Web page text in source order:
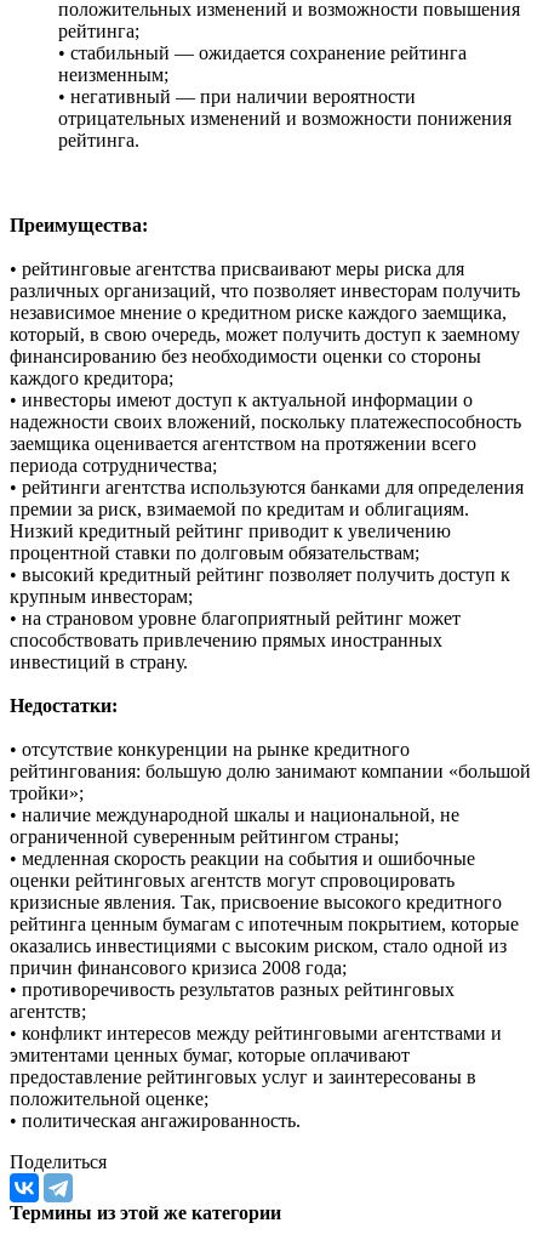
положительных изменений и возможности повышения
рейтинга;
• стабильный — ожидается сохранение рейтинга
неизменным;
• негативный — при наличии вероятности
отрицательных изменений и возможности понижения
рейтинга.
Преимущества:
• рейтинговые агентства присваивают меры риска для
различных организаций, что позволяет инвесторам получить
независимое мнение о кредитном риске каждого заемщика,
который, в свою очередь, может получить доступ к заемному
финансированию без необходимости оценки со стороны
каждого кредитора;
• инвесторы имеют доступ к актуальной информации о
надежности своих вложений, поскольку платежеспособность
заемщика оценивается агентством на протяжении всего
периода сотрудничества;
• рейтинги агентства используются банками для определения
премии за риск, взимаемой по кредитам и облигациям.
Низкий кредитный рейтинг приводит к увеличению
процентной ставки по долговым обязательствам;
• высокий кредитный рейтинг позволяет получить доступ к
крупным инвесторам;
• на страновом уровне благоприятный рейтинг может
способствовать привлечению прямых иностранных
инвестиций в страну.
Недостатки:
• отсутствие конкуренции на рынке кредитного
рейтингования: большую долю занимают компании «большой
тройки»;
• наличие международной шкалы и национальной, не
ограниченной суверенным рейтингом страны;
• медленная скорость реакции на события и ошибочные
оценки рейтинговых агентств могут спровоцировать
кризисные явления. Так, присвоение высокого кредитного
рейтинга ценным бумагам с ипотечным покрытием, которые
оказались инвестициями с высоким риском, стало одной из
причин финансового кризиса 2008 года;
• противоречивость результатов разных рейтинговых
агентств;
• конфликт интересов между рейтинговыми агентствами и
эмитентами ценных бумаг, которые оплачивают
предоставление рейтинговых услуг и заинтересованы в
положительной оценке;
• политическая ангажированность.
Поделиться
Термины из этой же категории